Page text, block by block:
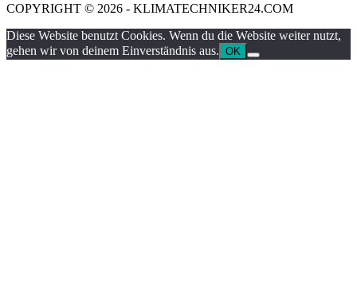
COPYRIGHT © 2026 - KLIMATECHNIKER24.COM
Diese Website benutzt Cookies. Wenn du die Website weiter nutzt,
gehen wir von deinem Einverständnis aus. OK